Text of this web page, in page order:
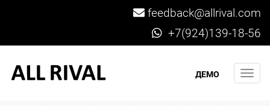
feedback@allrival.com
+7(924)139-18-56
ДЕМО